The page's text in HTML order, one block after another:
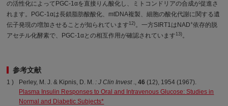
の活性化によってPGC-1αを直接りん酸化し、ミトコンドリアの合成が促進さ
れます。PGC-1αは長鎖脂肪酸酸化、mtDNA複製、細胞の酸化代謝に関する遺
伝子発現の増加させることが知られています 12)。一方SIRT1はNAD+依存的脱
アセチル化酵素で、PGC-1αとの相互作用が確認されています 13)。
参考文献
Perley, M. J. & Kipnis, D. M.: J Clin Invest .,46 (12), 1954 (1967).
Plasma Insulin Responses to Oral and Intravenous Glucose: Studies in
Normal and Diabetic Subjects*